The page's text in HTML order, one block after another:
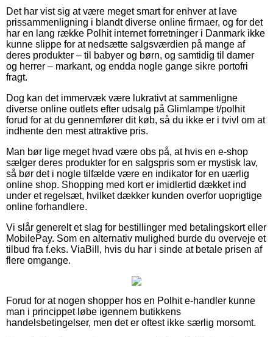
Det har vist sig at være meget smart for enhver at lave
prissammenligning i blandt diverse online firmaer, og for det
har en lang række Polhit internet forretninger i Danmark ikke
kunne slippe for at nedsætte salgsværdien på mange af
deres produkter – til babyer og børn, og samtidig til damer
og herrer – markant, og endda nogle gange sikre portofri
fragt.
Dog kan det immervæk være lukrativt at sammenligne
diverse online outlets efter udsalg på Glimlampe t/polhit
forud for at du gennemfører dit køb, så du ikke er i tvivl om at
indhente den mest attraktive pris.
Man bør lige meget hvad være obs på, at hvis en e-shop
sælger deres produkter for en salgspris som er mystisk lav,
så bør det i nogle tilfælde være en indikator for en uærlig
online shop. Shopping med kort er imidlertid dækket ind
under et regelsæt, hvilket dækker kunden overfor uoprigtige
online forhandlere.
Vi slår generelt et slag for bestillinger med betalingskort eller
MobilePay. Som en alternativ mulighed burde du overveje et
tilbud fra f.eks. ViaBill, hvis du har i sinde at betale prisen af
flere omgange.
Forud for at nogen shopper hos en Polhit e-handler kunne
man i princippet løbe igennem butikkens
handelsbetingelser, men det er oftest ikke særlig morsomt.